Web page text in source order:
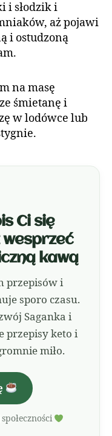
i słodzik i
aż pojawi
i ostudzoną
na masę
śmietanę i
w lodówce lub
Ci się
wesprzeć
kawą
przepisów i
sporo czasu.
Saganka i
przepisy keto i
miło.